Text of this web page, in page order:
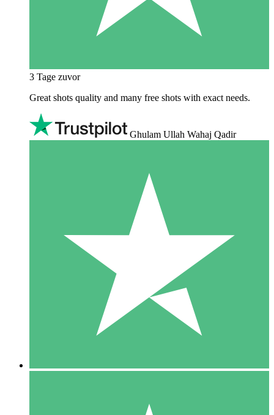
3 Tage zuvor
Great shots quality and many free shots with exact needs.
Ghulam Ullah Wahaj Qadir